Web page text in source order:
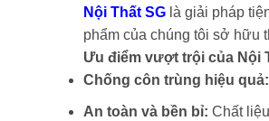
Nội Thất SG là giải pháp
phẩm của chúng tôi sở hữu
Ưu điểm vượt trội của Nội
Chống côn trùng hiệu quả:
An toàn và bền bỉ: Chất